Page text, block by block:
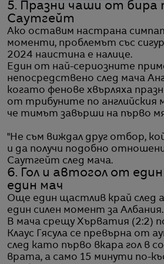
5. Празни чаши от бира
Саутгейт
Ако оставим настрана
моменти, проблемът със
2024 наистина е налице.
Един от най-сериозните
непосредствено след мача
когато фенове хвърляха
от трибуните по английския
че тимът завърши на първо
"Не съм виждал друг отбор,
и да получи подобно
Саутгейт след мача.
6. Гол и автогол от
един мач
Още един щастлив край след
един силен момент за Албания.
В мача срещу Хърватия (2:2)
Клаус Гясула се превърна от
след като първо вкара гол в
врата, а само 15 минути по-